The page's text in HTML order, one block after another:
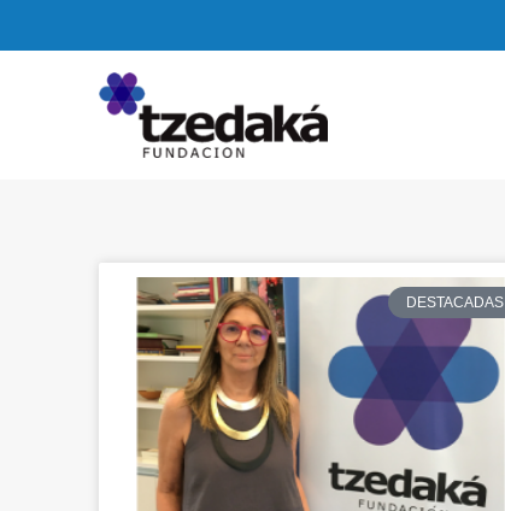
DESTACADAS